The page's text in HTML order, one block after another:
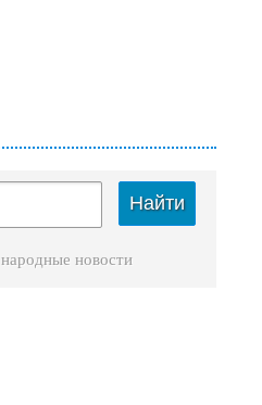
Найти
народные новости